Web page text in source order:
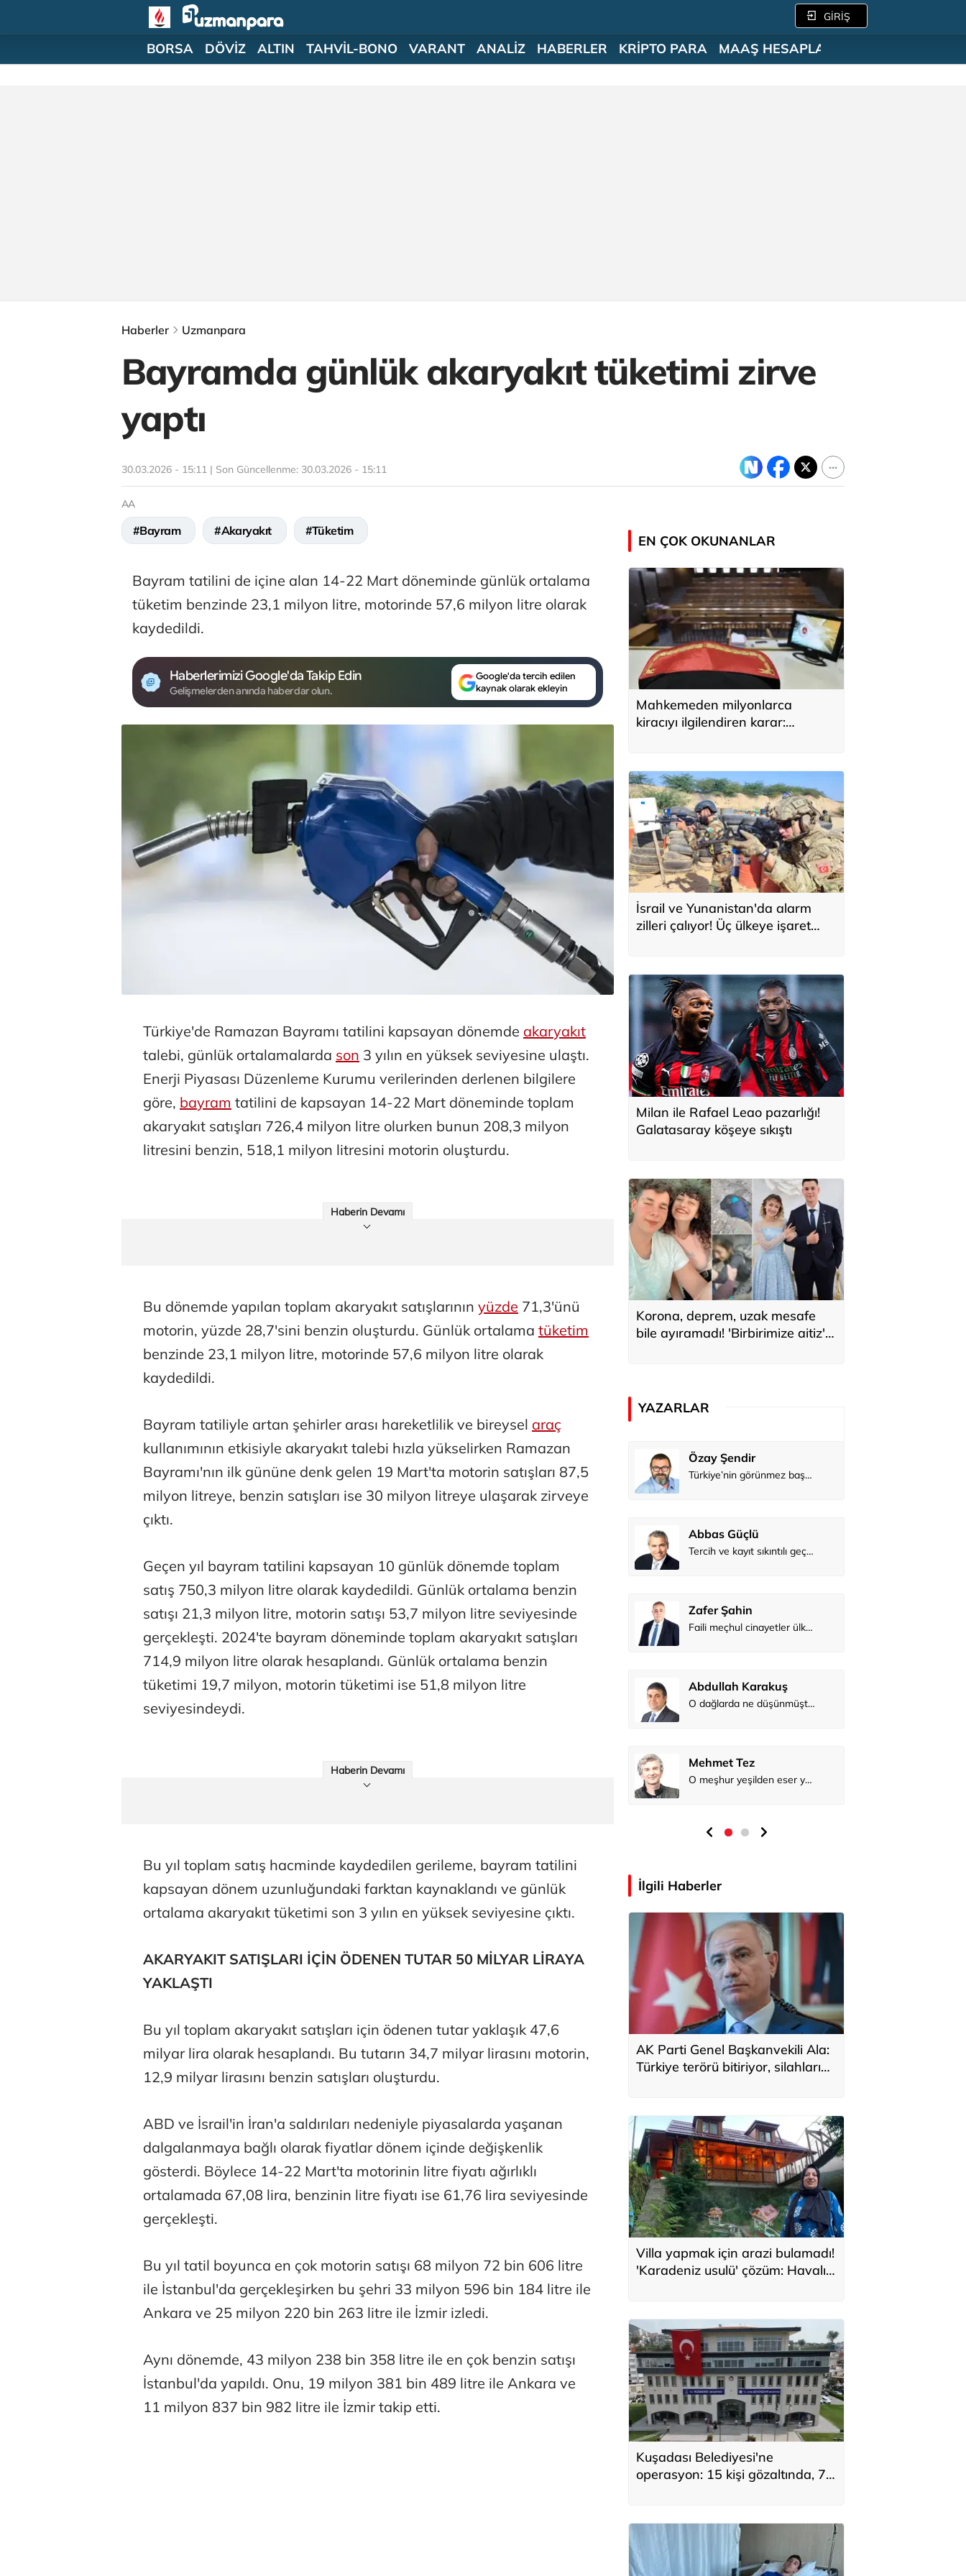
GİRİŞ
BORSA DÖVİZ ALTIN TAHVİL-BONO VARANT ANALİZ HABERLER KRİPTO PARA MAAŞ HESAPLAMA
Haberler Uzmanpara
Bayramda günlük akaryakıt tüketimi zirve
yaptı
30.03.2026 - 15:11 | Son Güncellenme: 30.03.2026 - 15:11
AA
#Bayram #Akaryakıt #Tüketim
Bayram tatilini de içine alan 14-22 Mart döneminde günlük ortalama
tüketim benzinde 23,1 milyon litre, motorinde 57,6 milyon litre olarak
kaydedildi.
Haberlerimizi Google'da Takip Edin
Gelişmelerden anında haberdar olun.
Google'da tercih edilen
kaynak olarak ekleyin
Türkiye'de Ramazan Bayramı tatilini kapsayan dönemde akaryakıt
talebi, günlük ortalamalarda son 3 yılın en yüksek seviyesine ulaştı.
Enerji Piyasası Düzenleme Kurumu verilerinden derlenen bilgilere
göre, bayram tatilini de kapsayan 14-22 Mart döneminde toplam
akaryakıt satışları 726,4 milyon litre olurken bunun 208,3 milyon
litresini benzin, 518,1 milyon litresini motorin oluşturdu.
Haberin Devamı
Bu dönemde yapılan toplam akaryakıt satışlarının yüzde 71,3'ünü
motorin, yüzde 28,7'sini benzin oluşturdu. Günlük ortalama tüketim
benzinde 23,1 milyon litre, motorinde 57,6 milyon litre olarak
kaydedildi.
Bayram tatiliyle artan şehirler arası hareketlilik ve bireysel araç
kullanımının etkisiyle akaryakıt talebi hızla yükselirken Ramazan
Bayramı'nın ilk gününe denk gelen 19 Mart'ta motorin satışları 87,5
milyon litreye, benzin satışları ise 30 milyon litreye ulaşarak zirveye
çıktı.
Geçen yıl bayram tatilini kapsayan 10 günlük dönemde toplam
satış 750,3 milyon litre olarak kaydedildi. Günlük ortalama benzin
satışı 21,3 milyon litre, motorin satışı 53,7 milyon litre seviyesinde
gerçekleşti. 2024'te bayram döneminde toplam akaryakıt satışları
714,9 milyon litre olarak hesaplandı. Günlük ortalama benzin
tüketimi 19,7 milyon, motorin tüketimi ise 51,8 milyon litre
seviyesindeydi.
Haberin Devamı
Bu yıl toplam satış hacminde kaydedilen gerileme, bayram tatilini
kapsayan dönem uzunluğundaki farktan kaynaklandı ve günlük
ortalama akaryakıt tüketimi son 3 yılın en yüksek seviyesine çıktı.
AKARYAKIT SATIŞLARI İÇİN ÖDENEN TUTAR 50 MİLYAR LİRAYA
YAKLAŞTI
Bu yıl toplam akaryakıt satışları için ödenen tutar yaklaşık 47,6
milyar lira olarak hesaplandı. Bu tutarın 34,7 milyar lirasını motorin,
12,9 milyar lirasını benzin satışları oluşturdu.
ABD ve İsrail'in İran'a saldırıları nedeniyle piyasalarda yaşanan
dalgalanmaya bağlı olarak fiyatlar dönem içinde değişkenlik
gösterdi. Böylece 14-22 Mart'ta motorinin litre fiyatı ağırlıklı
ortalamada 67,08 lira, benzinin litre fiyatı ise 61,76 lira seviyesinde
gerçekleşti.
Bu yıl tatil boyunca en çok motorin satışı 68 milyon 72 bin 606 litre
ile İstanbul'da gerçekleşirken bu şehri 33 milyon 596 bin 184 litre ile
Ankara ve 25 milyon 220 bin 263 litre ile İzmir izledi.
Aynı dönemde, 43 milyon 238 bin 358 litre ile en çok benzin satışı
İstanbul'da yapıldı. Onu, 19 milyon 381 bin 489 litre ile Ankara ve
11 milyon 837 bin 982 litre ile İzmir takip etti.
EN ÇOK OKUNANLAR
Mahkemeden milyonlarca
kiracıyı ilgilendiren karar:
İsrail ve Yunanistan'da alarm
zilleri çalıyor! Üç ülkeye işaret
Milan ile Rafael Leao pazarlığı!
Galatasaray köşeye sıkıştı
Korona, deprem, uzak mesafe
bile ayıramadı! 'Birbirimize aitiz'
YAZARLAR
Atilay Kandemir
Mağaza açılışı
Özay Şendir
Zafer Şahin
Abdullah Karakuş
Atilay Kandemir
Mağaza açılışı
İlgili Haberler
AK Parti Genel Başkanvekili Ala:
Türkiye terörü bitiriyor, silahların
Villa yapmak için arazi bulamadı!
'Karadeniz usulü' çözüm: Havalı
Kuşadası Belediyesi'ne
operasyon: 15 kişi gözaltında, 7